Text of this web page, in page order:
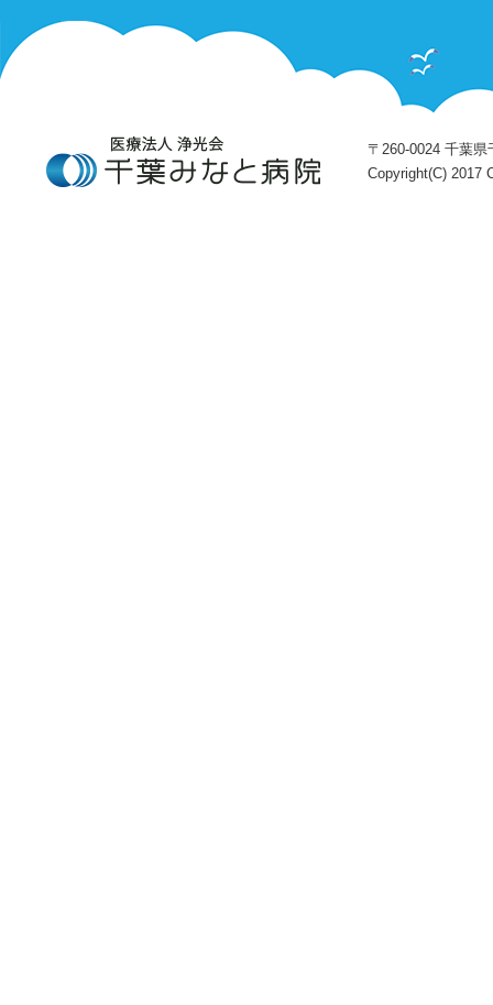
〒260-0024 千葉
Copyright(C) 2017